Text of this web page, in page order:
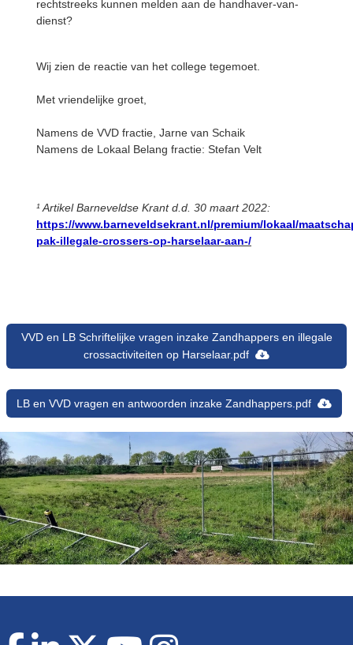
rechtstreeks kunnen melden aan de handhaver-van-
dienst?
Wij zien de reactie van het college tegemoet.
Met vriendelijke groet,
Namens de VVD fractie, Jarne van Schaik
Namens de Lokaal Belang fractie: Stefan Velt
¹ Artikel Barneveldse Krant d.d. 30 maart 2022:
https://www.barneveldsekrant.nl/premium/lokaal/
pak-illegale-crossers-op-harselaar-aan-/
VVD en LB Schriftelijke vragen inzake Zandhappers en illegale
crossactiviteiten op Harselaar.pdf
LB en VVD vragen en antwoorden inzake Zandhappers.pdf